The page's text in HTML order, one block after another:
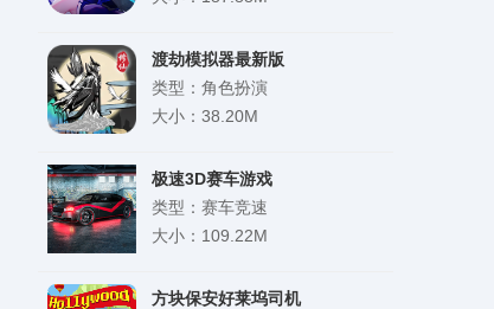
渡劫模拟器最新版
类型：角色扮演
大小：38.20M
极速3D赛车游戏
类型：赛车竞速
大小：109.22M
方块保安好莱坞司机